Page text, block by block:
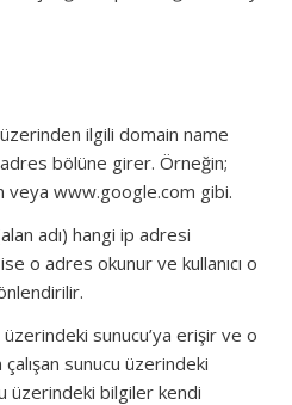
üzerinden ilgili domain name
adres bölüne girer. Örneğin;
veya www.google.com gibi.
adı) hangi ip adresi
o adres okunur ve kullanıcı o
üzerindeki sunucu’ya erişir ve o
sunucu üzerindeki
üzerindeki bilgiler kendi